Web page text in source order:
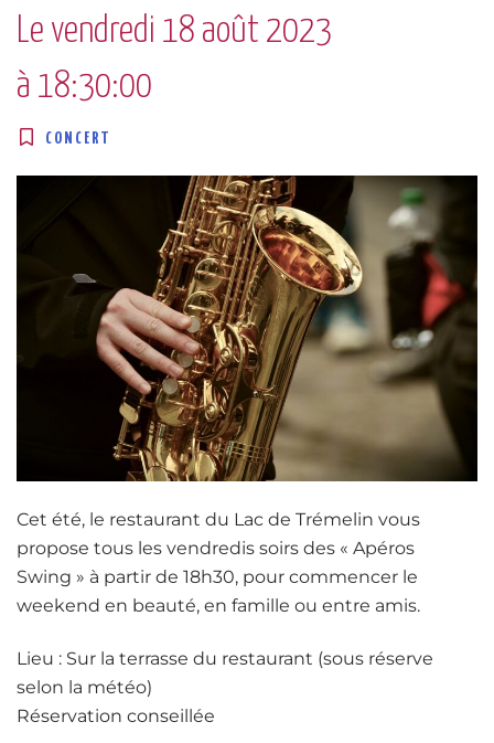
Le vendredi 18 août 2023
à 18:30:00
CONCERT
Cet été, le restaurant du Lac de Trémelin vous
propose tous les vendredis soirs des « Apéros
Swing » à partir de 18h30, pour commencer le
weekend en beauté, en famille ou entre amis.
Lieu : Sur la terrasse du restaurant (sous réserve
selon la météo)
Réservation conseillée